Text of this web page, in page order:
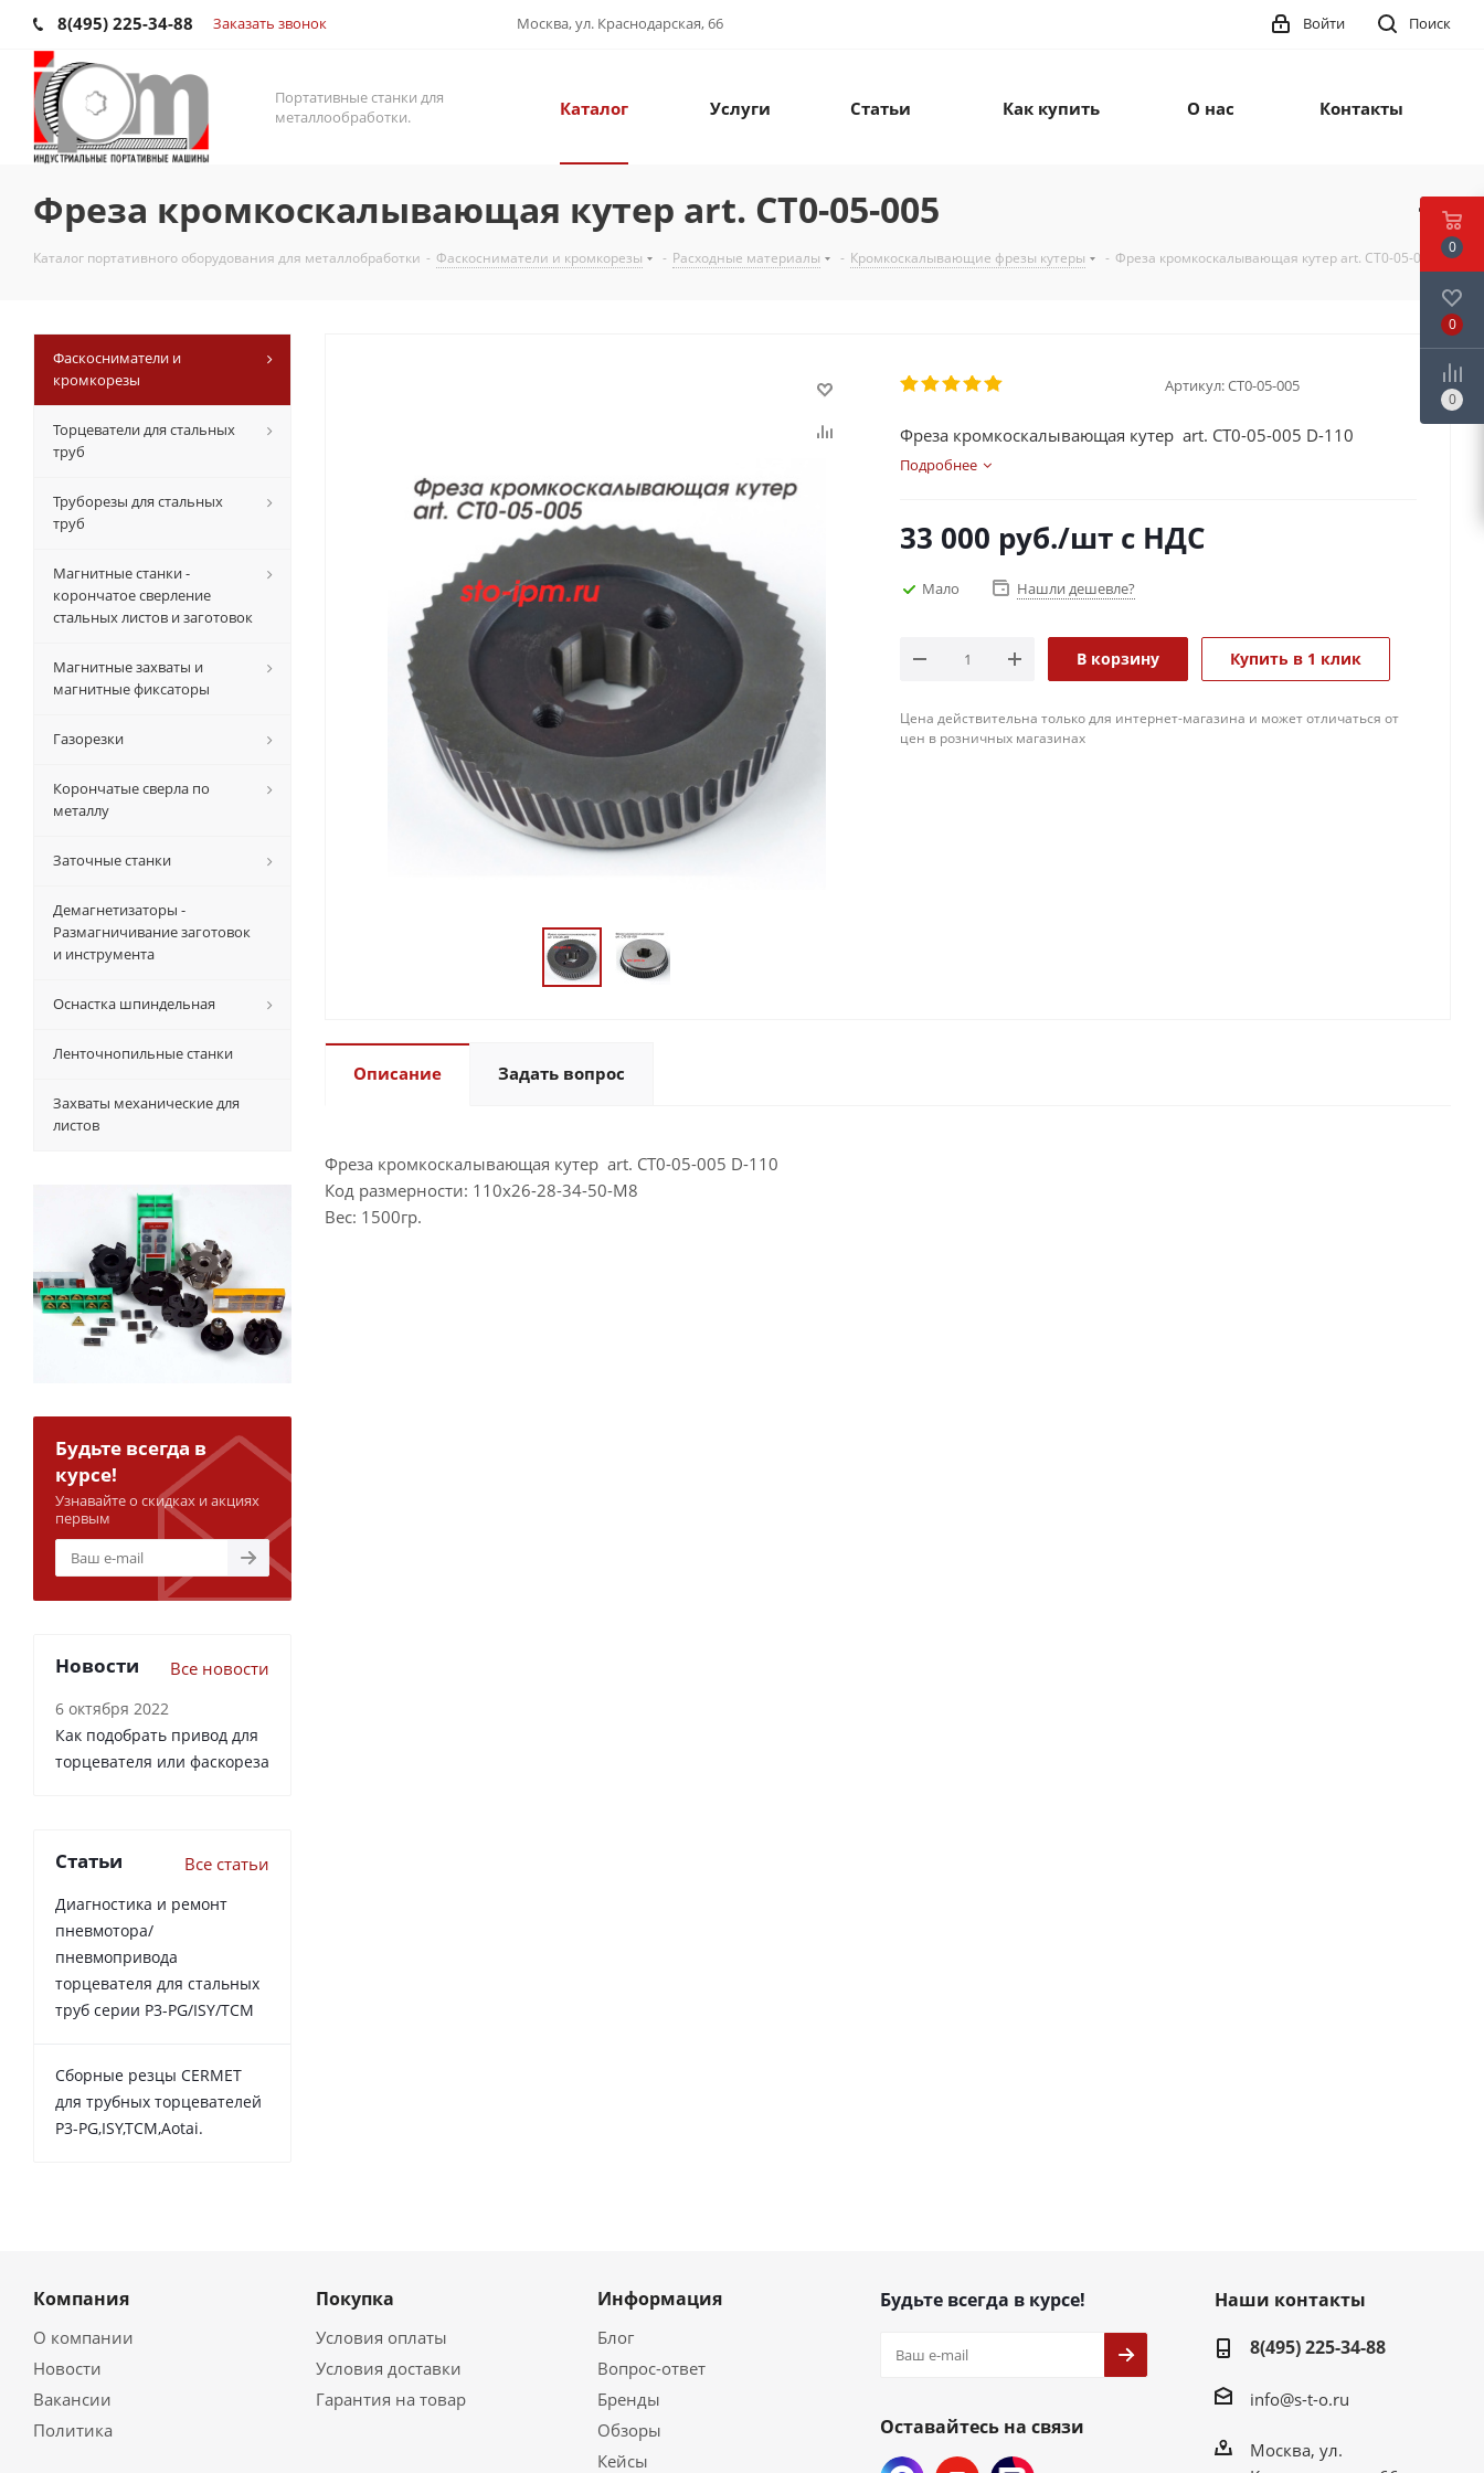
8(495) 225-34-88 Заказать звонок Москва, ул. Краснодарская, 66 Поиск
Войти
Портативные станки для
металлообработки.
Каталог Услуги Статьи Как купить О нас Контакты
Фреза кромкоскалывающая кутер art. CT0-05-005
Каталог портативного оборудования для металлобработки - Фаскосниматели и кромкорезы - Расходные материалы - Кромкоскалывающие фрезы кутеры - Фреза кромкоскалывающая кутер art. CT0-05-005
Артикул:CT0-05-005
Фреза кромкоскалывающая кутер art. CT0-05-005 D-110
Подробнее
33 000 руб./шт с НДС
Мало Нашли дешевле?
В корзину Купить в 1 клик
Цена действительна только для интернет-магазина и может отличаться от
цен в розничных магазинах
Описание Задать вопрос
Фреза кромкоскалывающая кутер art. CT0-05-005 D-110
Код размерности: 110х26-28-34-50-М8
Вес: 1500гр.
Фаскосниматели и
кромкорезы
Торцеватели для стальных
труб
Труборезы для стальных
труб
Магнитные станки -
корончатое сверление
стальных листов и заготовок
Магнитные захваты и
магнитные фиксаторы
Газорезки
Корончатые сверла по
металлу
Заточные станки
Демагнетизаторы -
Размагничивание заготовок
и инструмента
Оснастка шпиндельная
Ленточнопильные станки
Захваты механические для
листов
Будьте всегда в
курсе!
Узнавайте о скидках и акциях
первым
Новости Все новости
6 октября 2022
Как подобрать привод для
торцевателя или фаскореза
Статьи Все статьи
Диагностика и ремонт
пневмотора/
пневмопривода
торцевателя для стальных
труб серии P3-PG/ISY/TCM
Сборные резцы CERMET
для трубных торцевателей
P3-PG,ISY,TCM,Aotai.
Компания
О компании
Новости
Вакансии
Политика
Покупка
Условия оплаты
Условия доставки
Гарантия на товар
Информация
Блог
Вопрос-ответ
Бренды
Обзоры
Кейсы
Будьте всегда в курсе!
Оставайтесь на связи
Наши контакты
8(495) 225-34-88
info@s-t-o.ru
Москва, ул.
0
0
0